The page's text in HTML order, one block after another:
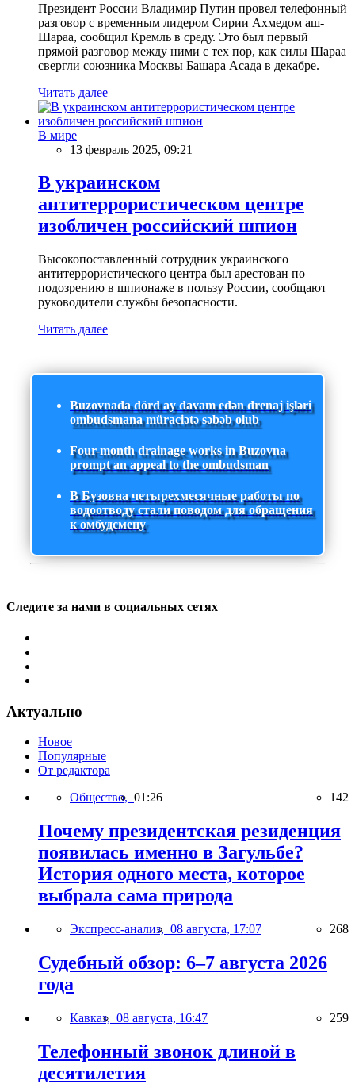
Президент России Владимир Путин провел телефонный
разговор с временным лидером Сирии Ахмедом аш-
Шараа, сообщил Кремль в среду. Это был первый
прямой разговор между ними с тех пор, как силы Шараа
свергли союзника Москвы Башара Асада в декабре.
Читать далее
В мире
13 февраль 2025, 09:21
В украинском
антитеррористическом центре
изобличен российский шпион
Высокопоставленный сотрудник украинского
антитеррористического центра был арестован по
подозрению в шпионаже в пользу России, сообщают
руководители службы безопасности.
Читать далее
Buzovnada dörd ay davam edən drenaj işləri
ombudsmana müraciətə səbəb olub
Four-month drainage works in Buzovna
prompt an appeal to the ombudsman
В Бузовна четырехмесячные работы по
водоотводу стали поводом для обращения
к омбудсмену
Следите за нами в социальных сетях
Актуально
Новое
Популярные
От редактора
Общество, 01:26 142
Почему президентская резиденция
появилась именно в Загульбе?
История одного места, которое
выбрала сама природа
Экспресс-анализ, 08 августа, 17:07 268
Судебный обзор: 6–7 августа 2026
года
Кавказ, 08 августа, 16:47 259
Телефонный звонок длиной в
десятилетия